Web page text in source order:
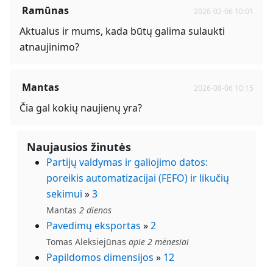
Ramūnas 2026-02-06 10:01
Aktualus ir mums, kada būtų galima sulaukti
atnaujinimo?
Mantas 2026-08-06 10:15
Čia gal kokių naujienų yra?
Naujausios žinutės
Partijų valdymas ir galiojimo datos:
poreikis automatizacijai (FEFO) ir likučių
sekimui »3
Mantas 2 dienos
Pavedimų eksportas »2
Tomas Aleksiejūnas apie 2 mėnesiai
Papildomos dimensijos » 12